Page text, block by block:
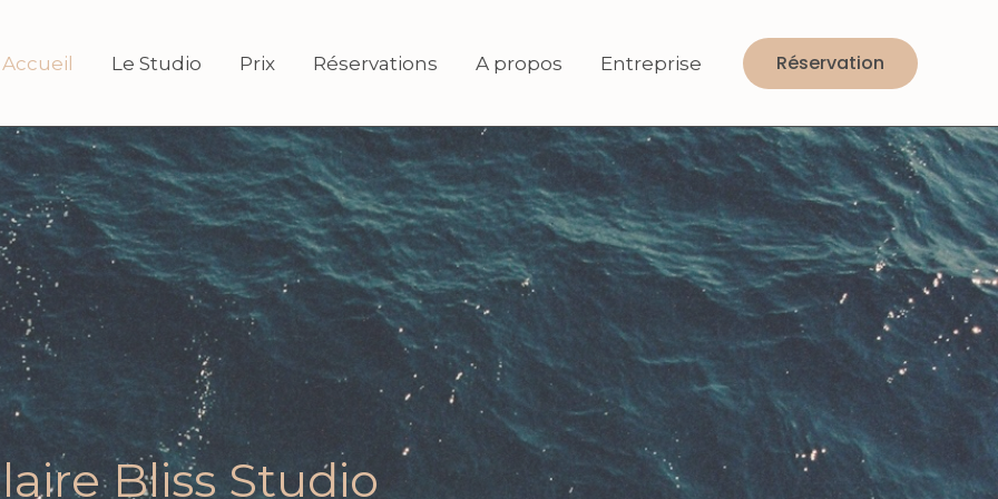
Accueil Le Studio Prix Réservations A propos Entreprise Réservation
Bliss Studio